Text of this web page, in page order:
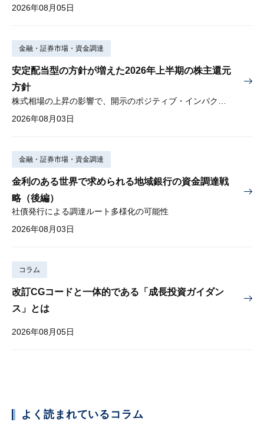
2026年08月05日
金融・証券市場・資金調達
安定配当型の方針が増えた2026年上半期の株主還元
方針
2026年08月03日
金融・証券市場・資金調達
金利のある世界で求められる地域銀行の資金調達戦
略（後編）
社債発行による調達ルート多様化の可能性
2026年08月03日
コラム
改訂CGコードと一体的である「成長投資ガイダン
ス」とは
2026年08月05日
よく読まれているコラム